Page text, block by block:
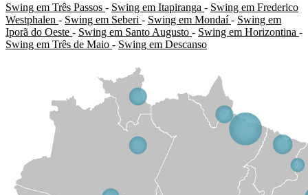
Swing em Três Passos - Swing em Itapiranga - Swing em Frederico
Westphalen - Swing em Seberi - Swing em Mondaí- Swing em
Iporã do Oeste - Swing em Santo Augusto - Swing em Horizontina -
Swing em Três de Maio - Swing em Descanso